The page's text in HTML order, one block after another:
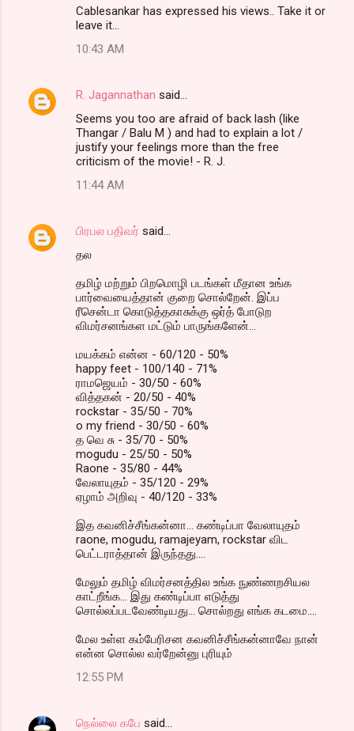
Cablesankar has expressed his views.. Take it or
leave it...
10:43 AM
R. Jagannathan said…
Seems you too are afraid of back lash (like
Thangar / Balu M ) and had to explain a lot /
justify your feelings more than the free
criticism of the movie! - R. J.
11:44 AM
பிரபல பதிவர் said…
தல‌
தமிழ் மற்றும் பிறமொழி படங்கள் மீதான உங்க
பார்வையைத்தான் குறை சொல்றேன். இப்ப
ரீசென்டா கொடுத்தகாசுக்கு ஒர்த் போடுற
விமர்சனங்கள மட்டும் பாருங்களேன்...
மயக்கம் என்ன - 60/120 - 50%
happy feet - 100/140 - 71%
ராமஜெயம் - 30/50 - 60%
வித்தகன் - 20/50 - 40%
rockstar - 35/50 - 70%
o my friend - 30/50 - 60%
த வெ சு - 35/70 - 50%
mogudu - 25/50 - 50%
Raone - 35/80 - 44%
வேலாயுதம் - 35/120 - 29%
ஏழாம் அறிவு - 40/120 - 33%
இத கவனிச்சீங்கன்னா... கண்டிப்பா வேலாயுதம்
raone, mogudu, ramajeyam, rockstar விட
பெட்டராத்தான் இருந்தது....
மேலும் தமிழ் விமர்சனத்தில உங்க நுண்ணறசியல
காட்றீங்க... இது கண்டிப்பா எடுத்து
சொல்லப்படவேண்டியது... சொல்றது எங்க கடமை....
மேல உள்ள கம்பேரிசன கவனிச்சீங்கன்னாவே நான்
என்ன சொல்ல வர்றேன்னு புரியும்
12:55 PM
நெல்லை கபே said…